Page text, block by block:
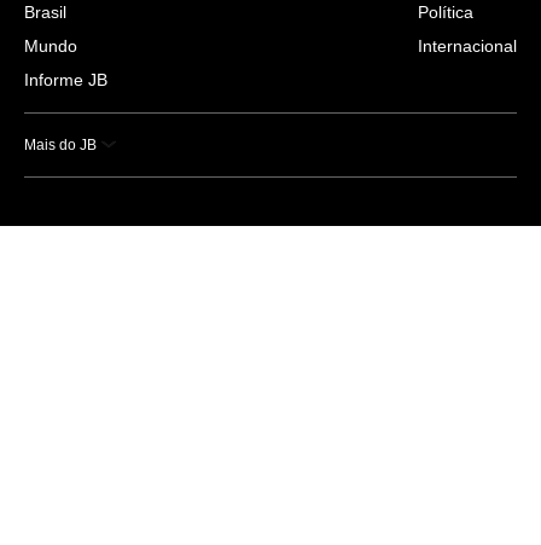
Brasil
Mundo
Informe JB
Política
Internacional
Mais do JB
Esportes